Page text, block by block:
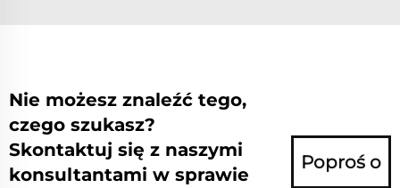
Nie możesz znaleźć tego,
czego szukasz?
Skontaktuj się z naszymi
konsultantami w sprawie
Poproś o